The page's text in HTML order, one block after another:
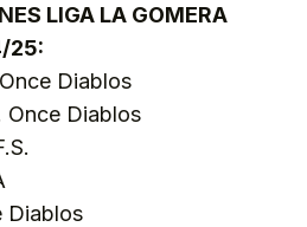
LIGA LA GOMERA
25:
Diablos
Once Diablos
Diablos